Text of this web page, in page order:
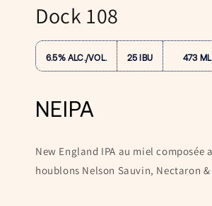
fenêtre
modaleDock 108
6.5% ALC./VOL. 25 IBU 473 ML
NEIPA
New England IPA au miel composée
houblons Nelson Sauvin, Nectaron